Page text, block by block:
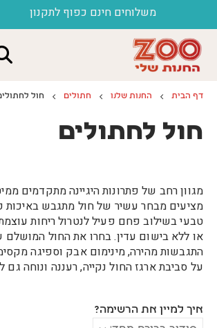
חג שמח ממשפחת זו
דף הבית החנות שלנו חתולים חול
חול לחתולים
מגוון רחב של פתרונות היגיינה מתקדמים
מציעים מבחר עשיר של חול מתגבש באיכות
טבעי בשילוב פחם פעיל לנטרול ריחות
או ללא בישום עדין. בחרו את החול המושלם
התגבשות מהירה, מינימום אבק וספיגה
על סביבת ארגז החול נקייה, רעננה ונוחה גם
איך למיין את הרשימה?